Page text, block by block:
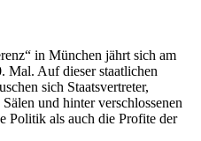
in München jährt sich am
Mal. Auf dieser staatlichen
sich Staatsvertreter,
und hinter verschlossenen
Politik als auch die Profite der